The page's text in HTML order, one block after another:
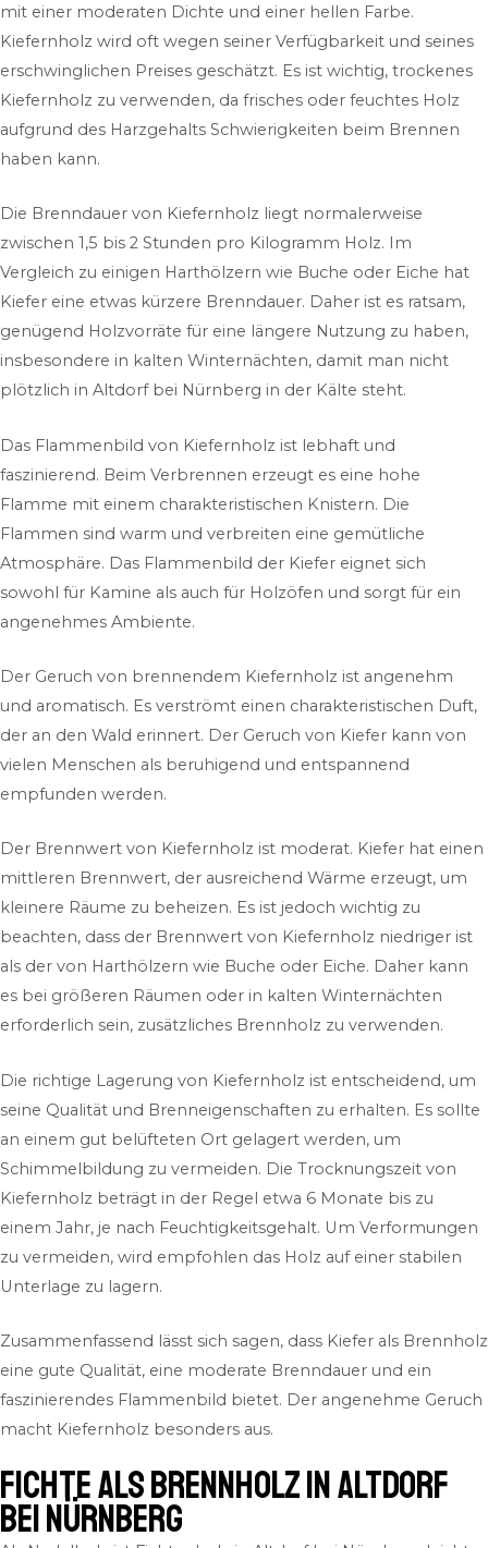
mit einer moderaten Dichte und einer hellen Farbe.
Kiefernholz wird oft wegen seiner Verfügbarkeit und seines
erschwinglichen Preises geschätzt. Es ist wichtig, trockenes
Kiefernholz zu verwenden, da frisches oder feuchtes Holz
aufgrund des Harzgehalts Schwierigkeiten beim Brennen
haben kann.
Die Brenndauer von Kiefernholz liegt normalerweise
zwischen 1,5 bis 2 Stunden pro Kilogramm Holz. Im
Vergleich zu einigen Harthölzern wie Buche oder Eiche hat
Kiefer eine etwas kürzere Brenndauer. Daher ist es ratsam,
genügend Holzvorräte für eine längere Nutzung zu haben,
insbesondere in kalten Winternächten, damit man nicht
plötzlich in Altdorf bei Nürnberg in der Kälte steht.
Das Flammenbild von Kiefernholz ist lebhaft und
faszinierend. Beim Verbrennen erzeugt es eine hohe
Flamme mit einem charakteristischen Knistern. Die
Flammen sind warm und verbreiten eine gemütliche
Atmosphäre. Das Flammenbild der Kiefer eignet sich
sowohl für Kamine als auch für Holzöfen und sorgt für ein
angenehmes Ambiente.
Der Geruch von brennendem Kiefernholz ist angenehm
und aromatisch. Es verströmt einen charakteristischen Duft,
der an den Wald erinnert. Der Geruch von Kiefer kann von
vielen Menschen als beruhigend und entspannend
empfunden werden.
Der Brennwert von Kiefernholz ist moderat. Kiefer hat einen
mittleren Brennwert, der ausreichend Wärme erzeugt, um
kleinere Räume zu beheizen. Es ist jedoch wichtig zu
beachten, dass der Brennwert von Kiefernholz niedriger ist
als der von Harthölzern wie Buche oder Eiche. Daher kann
es bei größeren Räumen oder in kalten Winternächten
erforderlich sein, zusätzliches Brennholz zu verwenden.
Die richtige Lagerung von Kiefernholz ist entscheidend, um
seine Qualität und Brenneigenschaften zu erhalten. Es sollte
an einem gut belüfteten Ort gelagert werden, um
Schimmelbildung zu vermeiden. Die Trocknungszeit von
Kiefernholz beträgt in der Regel etwa 6 Monate bis zu
einem Jahr, je nach Feuchtigkeitsgehalt. Um Verformungen
zu vermeiden, wird empfohlen das Holz auf einer stabilen
Unterlage zu lagern.
Zusammenfassend lässt sich sagen, dass Kiefer als Brennholz
eine gute Qualität, eine moderate Brenndauer und ein
faszinierendes Flammenbild bietet. Der angenehme Geruch
macht Kiefernholz besonders aus.
Fichte als Brennholz in Altdorf
bei Nürnberg